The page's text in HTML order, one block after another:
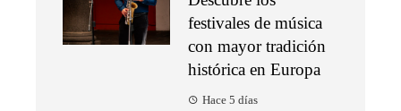
festivales de música
con mayor tradición
histórica en Europa
Hace 5 días